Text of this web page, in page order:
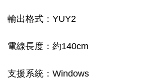
輸出格式：YUY2
電線長度：約140cm
支援系統：Windows